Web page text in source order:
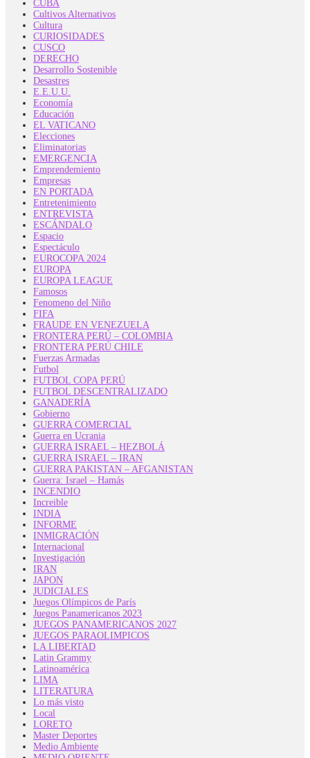
CUBA
Cultivos Alternativos
Cultura
CURIOSIDADES
CUSCO
DERECHO
Desarrollo Sostenible
Desastres
E.E.U.U.
Economía
Educación
EL VATICANO
Elecciones
Eliminatorias
EMERGENCIA
Emprendemiento
Empresas
EN PORTADA
Entretenimiento
ENTREVISTA
ESCÁNDALO
Espacio
Espectáculo
EUROCOPA 2024
EUROPA
EUROPA LEAGUE
Famosos
Fenomeno del Niño
FIFA
FRAUDE EN VENEZUELA
FRONTERA PERÚ – COLOMBIA
FRONTERA PERÚ CHILE
Fuerzas Armadas
Futbol
FUTBOL COPA PERÚ
FUTBOL DESCENTRALIZADO
GANADERÍA
Gobierno
GUERRA COMERCIAL
Guerra en Ucrania
GUERRA ISRAEL – HEZBOLÁ
GUERRA ISRAEL – IRAN
GUERRA PAKISTAN – AFGANISTAN
Guerra: Israel – Hamás
INCENDIO
Increible
INDIA
INFORME
INMIGRACIÓN
Internacional
Investigación
IRAN
JAPON
JUDICIALES
Juegos Olímpicos de París
Juegos Panamericanos 2023
JUEGOS PANAMERICANOS 2027
JUEGOS PARAOLIMPICOS
LA LIBERTAD
Latin Grammy
Latinoamérica
LIMA
LITERATURA
Lo más visto
Local
LORETO
Master Deportes
Medio Ambiente